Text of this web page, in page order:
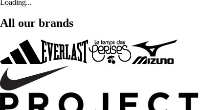
Loading...
All our brands